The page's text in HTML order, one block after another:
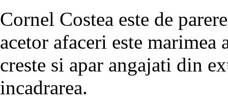
Cornel Costea este de
acetor afaceri este
creste si apar angajati din
incadrarea.